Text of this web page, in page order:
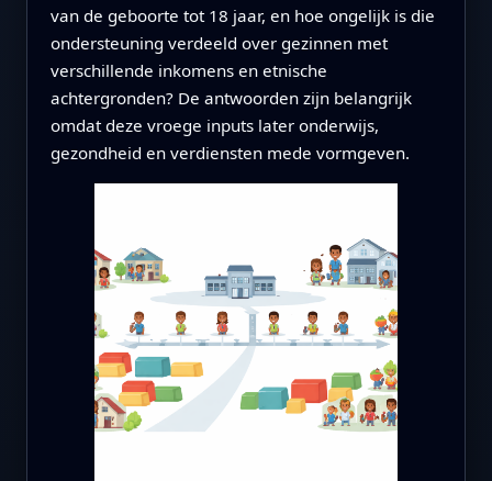
van de geboorte tot 18 jaar, en hoe ongelijk is die
ondersteuning verdeeld over gezinnen met
verschillende inkomens en etnische
achtergronden? De antwoorden zijn belangrijk
omdat deze vroege inputs later onderwijs,
gezondheid en verdiensten mede vormgeven.